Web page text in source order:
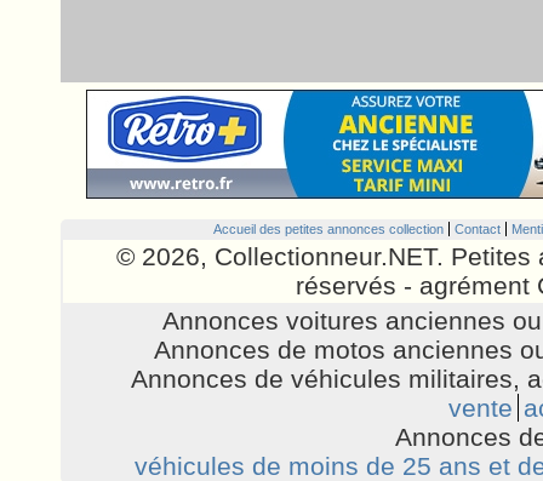
Accueil des petites annonces collection Contact
© 2026, Collectionneur.NET.
réservés - agrément
Annonces voitures anciennes
Annonces de motos anciennes
Annonces de véhicules militaires,
vente
Annonces
véhicules de moins de 25 ans et